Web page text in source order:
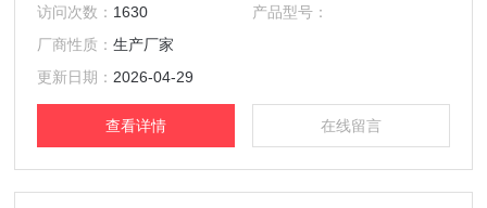
操作,尽量避免人为的损伤细胞。3.并非所有细胞类型都消耗
足够用于检测的氧气。4.必须使用荧光培养专用的透明底黑色
培养板，减少检测时各孔之间的光互相干扰。
访问次数： 1630
产品型号：
厂商性质：生产厂家
更新日期： 2026-04-29
查看详情 在线留言